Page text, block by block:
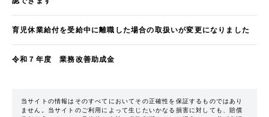
育児休業給付を受給中に離職した場合の取扱いが変更になりました
令和７年度 業務改善助成金
当サイトの情報はそのすべてにおいてその正確性を保証するものではあり
ません。当サイトのご利用によって生じたいかなる損害に対しても、賠償